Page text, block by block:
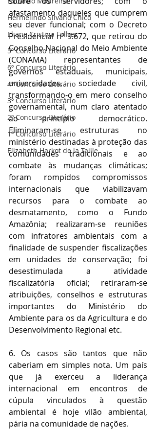
Hermelindo Silvano Chico
Eliane Cristina Folhes
5º Concurso Literário
6º Concurso Literário
4º Concurso Literário
3º Concurso Literário
2º Concurso Literário
1º Concurso Literário
Elizabeth Harkot de la Taille
afastamento daqueles que cumprem
seu dever funcional; com o Decreto
Presidencial nº 9.672, que retirou do
Conselho Nacional do Meio Ambiente
(CONAMA) representantes de
governos estaduais, municipais,
universidades, sociedade civil,
transformando-o em mero conselho
governamental, num claro atentado
ao princípio democrático.
Eliminaram-se estruturas no
ministério destinadas à proteção das
comunidades tradicionais e ao
combate às mudanças climáticas;
foram rompidos compromissos
internacionais que viabilizavam
recursos para o combate ao
desmatamento, como o Fundo
Amazônia; realizaram-se reuniões
com infratores ambientais com a
finalidade de suspender fiscalizações
em unidades de conservação; foi
desestimulada a atividade
fiscalizatória oficial; retiraram-se
atribuições, conselhos e estruturas
importantes do Ministério do
Ambiente para os da Agricultura e do
Desenvolvimento Regional etc.
6. Os casos são tantos que não
caberiam em simples nota. Um país
que já exerceu a liderança
internacional em encontros de
cúpula vinculados à questão
ambiental é hoje vilão ambiental,
pária na comunidade de nações.